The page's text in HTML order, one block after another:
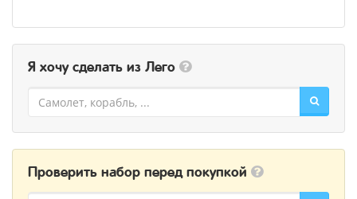
Я хочу сделать из Лего
Проверить набор перед покупкой